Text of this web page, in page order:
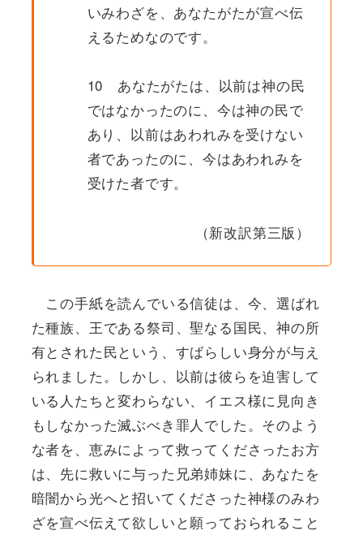
いみわざを、あなたがたが宣べ伝
えるためなのです。
10 あなたがたは、以前は神の民
ではなかったのに、今は神の民で
あり、以前はあわれみを受けない
者であったのに、今はあわれみを
受けた者です。
（新改訳第三版）
この手紙を読んでいる信徒は、今、選ばれ
た種族、王である祭司、聖なる国民、神の所
有とされた民という、すばらしい身分が与え
られました。しかし、以前は彼らを迫害して
いる人たちと変わらない、イエス様に見向き
もしなかった滅ぶべき罪人でした。そのよう
な者を、恵みによって救ってくださったお方
は、先に救いに与った兄弟姉妹に、あなたを
暗闇から光へと招いてくださった神様のみわ
ざを宣べ伝えて欲しいと願っておられること